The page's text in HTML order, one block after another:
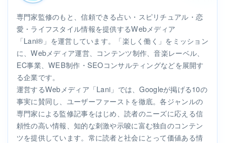
専門家監修のもと、信頼できる占い・スピリチュアル・恋
愛・ライフスタイル情報を提供するWebメディア
「Lani®」を運営しています。「楽しく働く」をミッション
に、Webメディア運営、コンテンツ制作、音楽レーベル、
EC事業、WEB制作・SEOコンサルティングなどを展開す
る企業です。
運営するWebメディア「Lani」では、Googleが掲げる10の
事実に賛同し、ユーザーファーストを徹底。各ジャンルの
専門家による監修記事をはじめ、読者のニーズに応える信
頼性の高い情報、知的な刺激や示唆に富む独自のコンテン
ツを提供しています。常に読者と社会にとって価値ある情